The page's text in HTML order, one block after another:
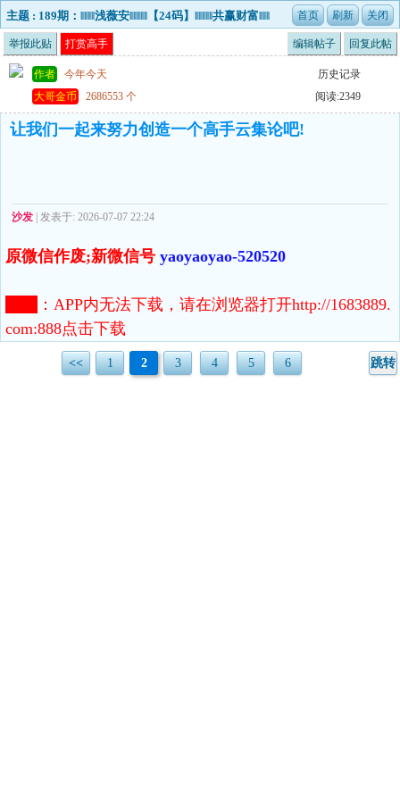
主题 : 189期：‖‖‖‖浅薇安‖‖‖‖‖【24码】‖‖‖‖‖共赢财富‖‖‖
举报此贴 打赏高手 编辑帖子 回复此帖
作者 今年今天
历史记录
大哥金币
2686553 个 阅读:2349
让我们一起来努力创造一个高手云集论吧!
沙发 | 发表于: 2026-07-07 22:24
原微信作废;新微信号 yaoyaoyao-520520
： APP内无法下载，请在浏览器打开http://1683889.
com:888点击下载
<< 1 2 3 4 5 6 跳转